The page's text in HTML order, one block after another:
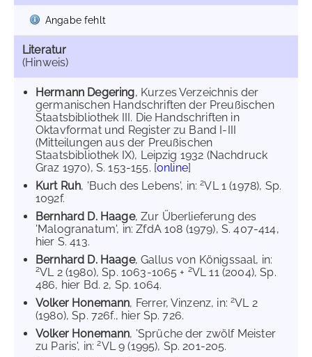
Angabe fehlt
Literatur
(Hinweis)
Hermann Degering, Kurzes Verzeichnis der
germanischen Handschriften der Preußischen
Staatsbibliothek III. Die Handschriften in
Oktavformat und Register zu Band I-III
(Mitteilungen aus der Preußischen
Staatsbibliothek IX), Leipzig 1932 (Nachdruck
Graz 1970), S. 153-155. [online]
Kurt Ruh, 'Buch des Lebens', in:2VL 1 (1978), Sp.
1092f.
Bernhard D. Haage, Zur Überlieferung des
'Malogranatum', in: ZfdA 108 (1979), S. 407-414,
hier S. 413.
Bernhard D. Haage, Gallus von Königssaal, in:
2VL 2 (1980), Sp. 1063-1065 + 2VL 11 (2004), Sp.
486, hier Bd. 2, Sp. 1064.
Volker Honemann, Ferrer, Vinzenz, in:2VL 2
(1980), Sp. 726f., hier Sp. 726.
Volker Honemann, 'Sprüche der zwölf Meister
zu Paris', in:2VL 9 (1995), Sp. 201-205.